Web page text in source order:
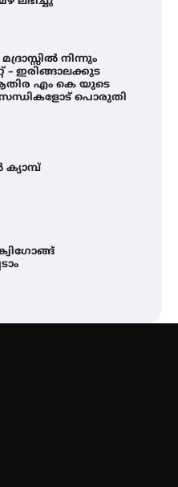
നിന്നും
– ഇരിങ്ങാലക്കുട
എം കെ യുടെ
പൊരുതി
എക്സ്പോയുമായി